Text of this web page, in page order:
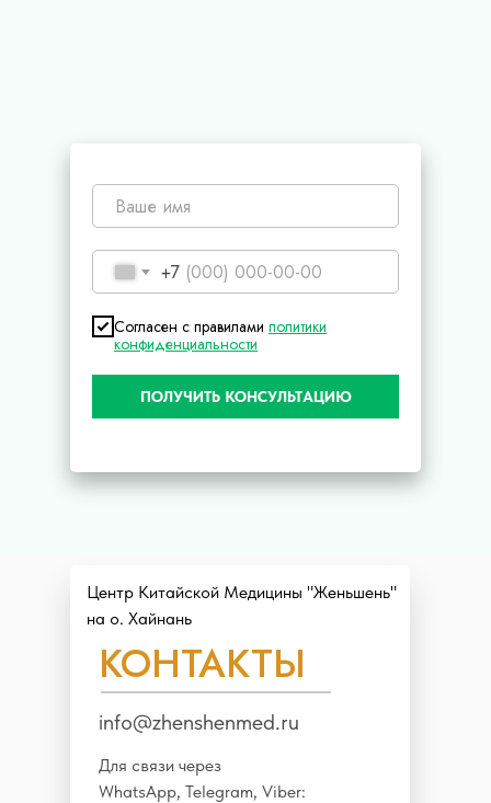
+7
Согласен с правилами политики
конфиденциальности
ПОЛУЧИТЬ КОНСУЛЬТАЦИЮ
КОНТАКТЫ
info@zhenshenmed.ru
Центр Китайской Медицины "Женьшень"
на о. Хайнань
Для связи через
WhatsApp, Telegram, Viber: